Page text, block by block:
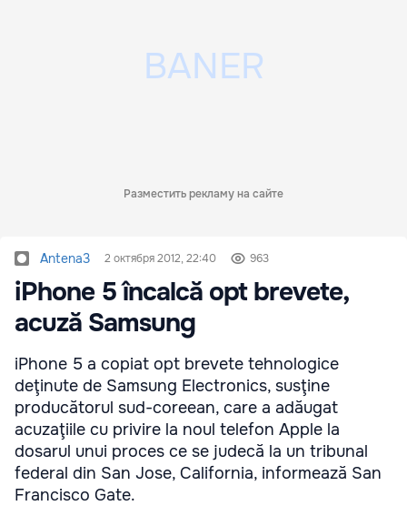
Разместить рекламу на сайте
Antena3 2 октября 2012, 22:40 963
iPhone 5 încalcă opt brevete,
acuză Samsung
iPhone 5 a copiat opt brevete tehnologice
deţinute de Samsung Electronics, susţine
producătorul sud-coreean, care a adăugat
acuzaţiile cu privire la noul telefon Apple la
dosarul unui proces ce se judecă la un tribunal
federal din San Jose, California, informează San
Francisco Gate.